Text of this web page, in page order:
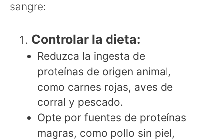
sangre:
Controlar la dieta:
Reduzca la ingesta de
proteínas de origen animal,
como carnes rojas, aves de
corral y pescado.
Opte por fuentes de proteínas
magras, como pollo sin piel,